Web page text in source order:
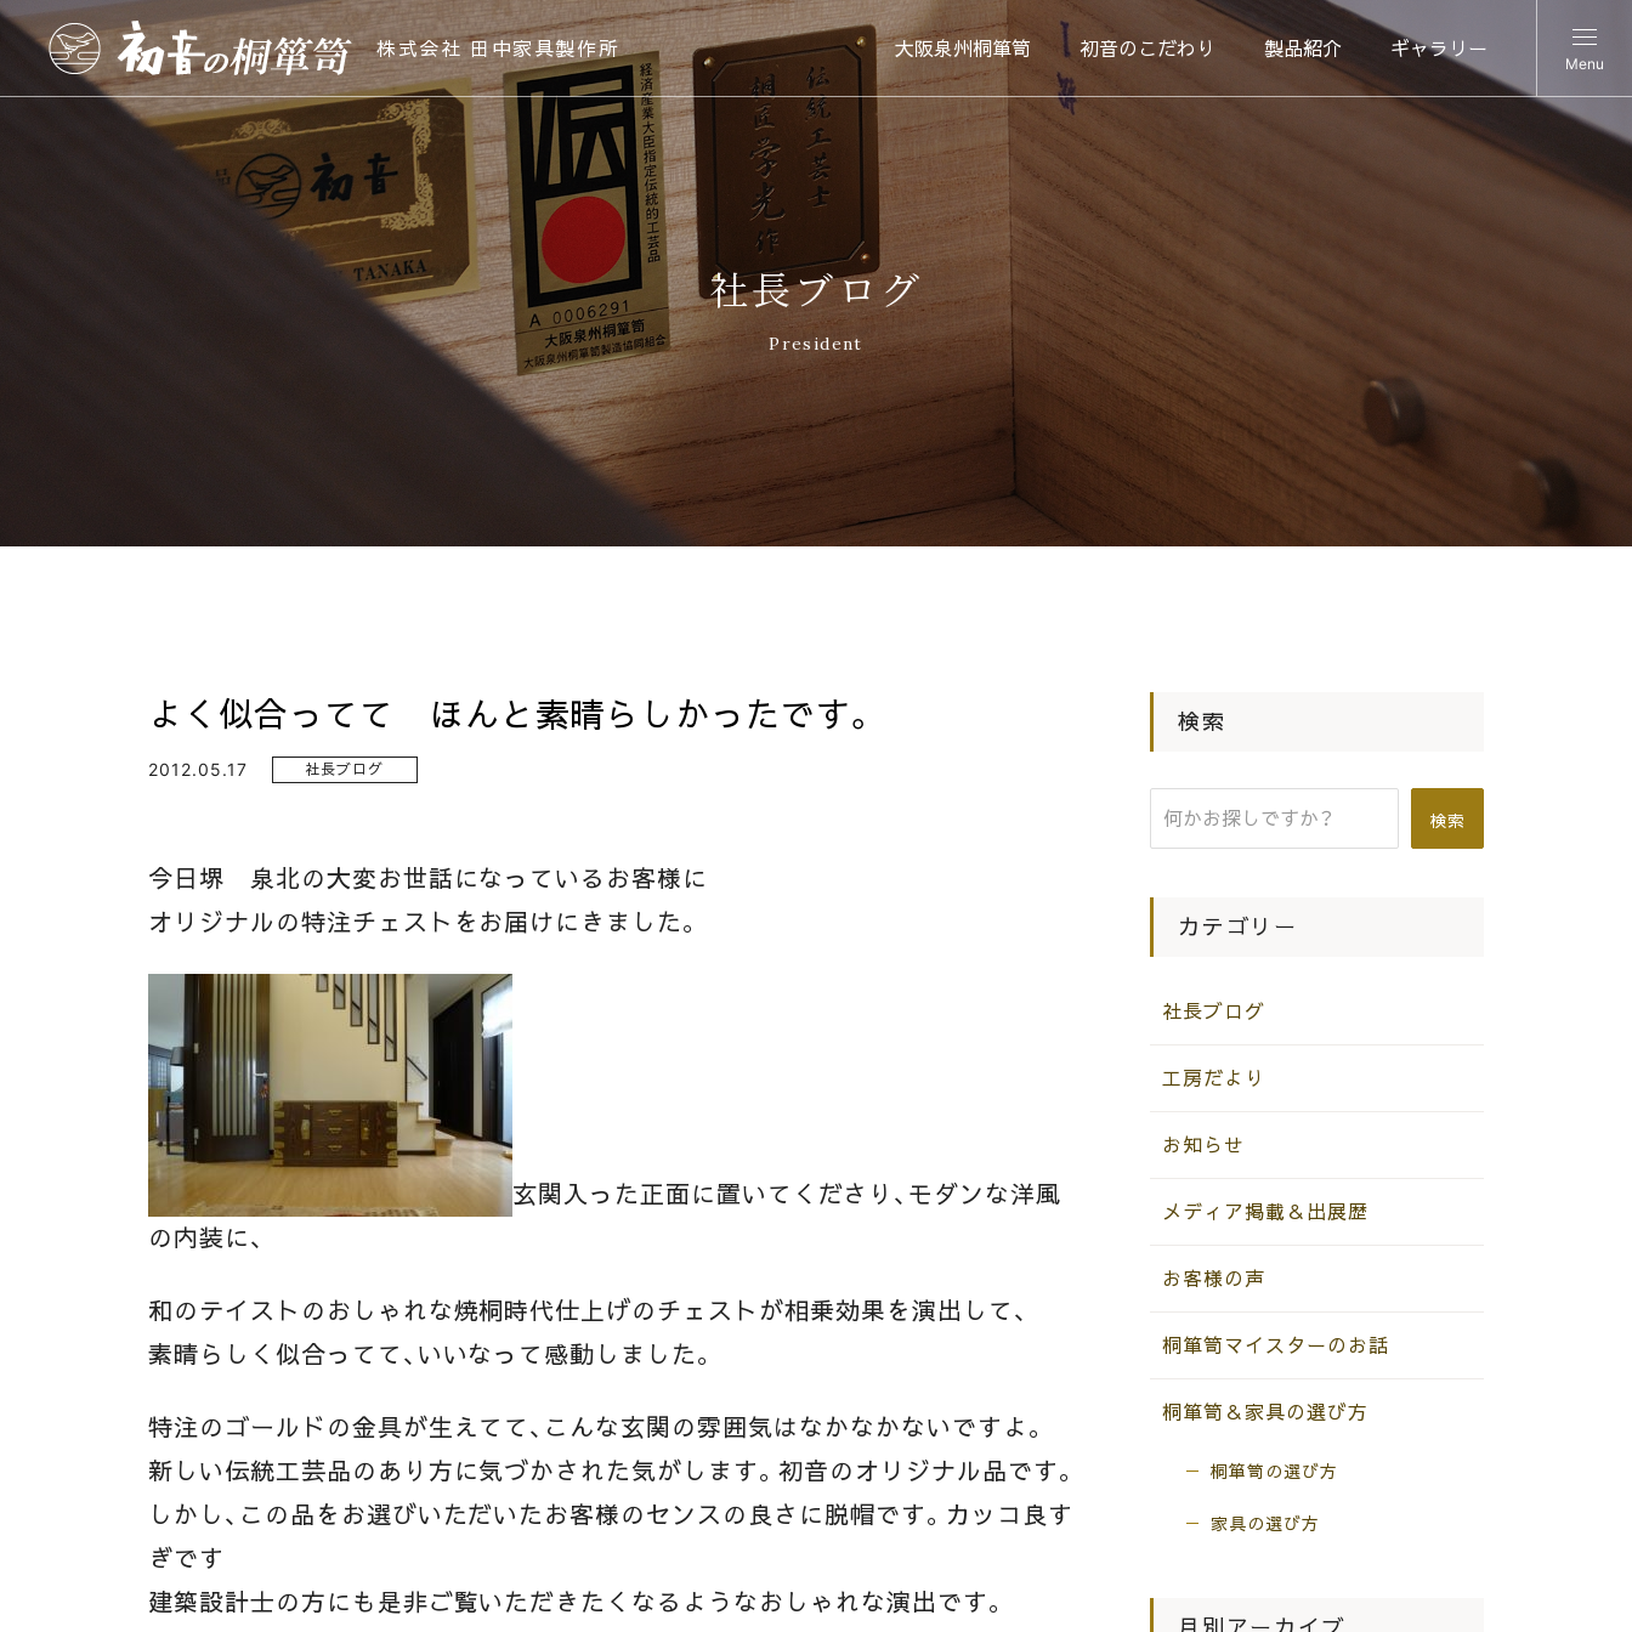
株式会社 田中家具製作所 大阪泉州桐箪笥 初音のこだわり 製品紹介 ギャラリー
Menu
社長ブログ
President
よく似合ってて ほんと素晴らしかったです。
2012.05.17 社長ブログ
今日堺 泉北の大変お世話になっているお客様に
オリジナルの特注チェストを お届けにきました。
玄関入った正面に置いてくださり、モダンな洋風
の内装に、
和のテイストのおしゃれな焼桐時代仕上げのチェストが相乗効果を演出して、
素晴らしく似合ってて、いいなって感動しました。
特注のゴールドの金具が生えてて、こんな玄関の雰囲気はなかなかないですよ。
新しい伝統工芸品のあり方に気づかされた気がします。初音のオリジナル品です。
しかし、この品をお選びいただいたお客様のセンスの良さに脱帽です。カッコ良す
ぎです
建築設計士の方にも是非ご覧いただきたくなるようなおしゃれな演出です。
検索
検索
カテゴリー
社長ブログ
工房だより
お知らせ
メディア掲載＆出展歴
お客様の声
桐箪笥マイスターのお話
桐箪笥＆家具の選び方
桐箪笥の選び方
家具の選び方